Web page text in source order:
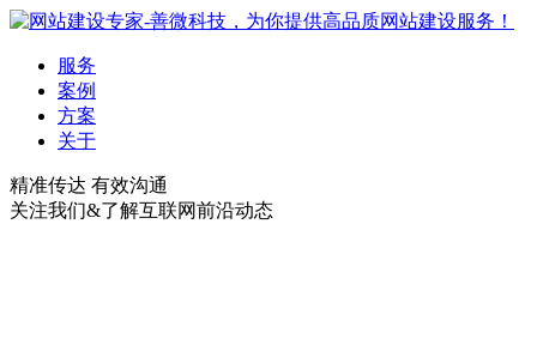
服务
案例
方案
关于
精准传达 有效沟通
关注我们&了解互联网前沿动态